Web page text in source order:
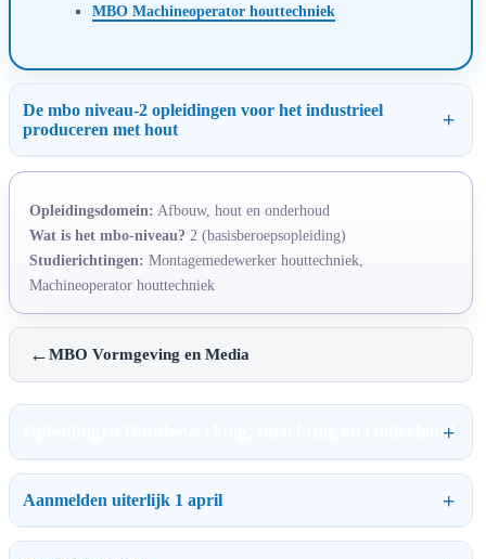
MBO Machineoperator houttechniek
De mbo niveau-2 opleidingen voor het industrieel
produceren met hout
Opleidingsdomein: Afbouw, hout en onderhoud
Wat is het mbo-niveau? 2 (basisberoepsopleiding)
Studierichtingen: Montagemedewerker houttechniek,
Machineoperator houttechniek
←MBO Vormgeving en Media
Opleidingen Houtbewerking, Inrichting en Onderhoud
Aanmelden uiterlijk 1 april